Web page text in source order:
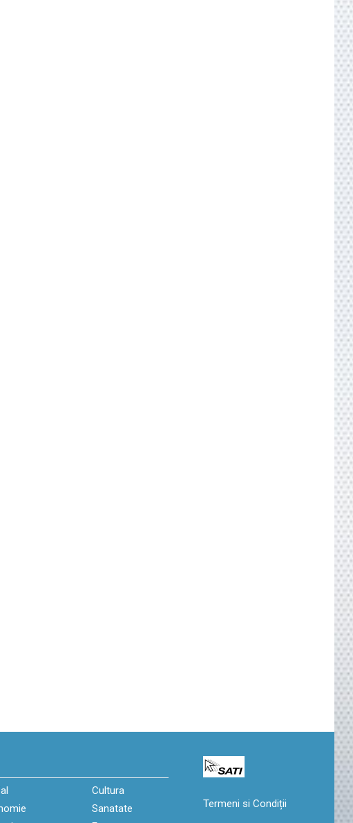
Cultura
Sanatate
Termeni si Condiții